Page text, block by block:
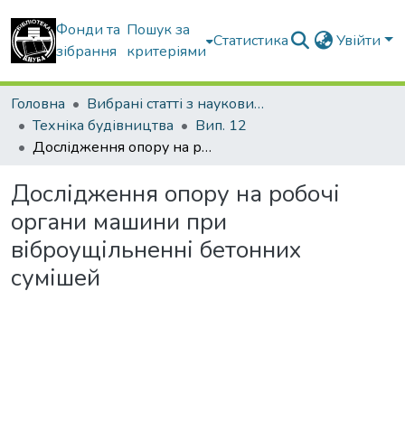
Фонди та
зібрання
Пошук за
критеріями
Статистика Увійти
Головна
Вибрані статті з наукових збірників КНУБА
Техніка будівництва
Вип. 12
Дослідження опору на робочі органи машини при віброущільненні бетонних сумішей
Дослідження опору на робочі
органи машини при
віброущільненні бетонних
сумішей